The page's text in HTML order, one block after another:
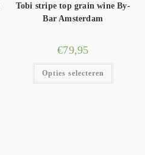
Tobi stripe top grain wine By-
Bar Amsterdam
€79,95
Opties selecteren